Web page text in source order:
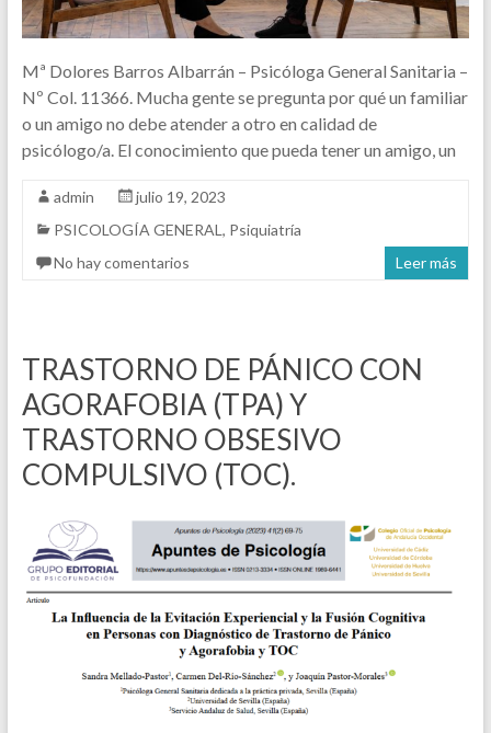
Mª Dolores Barros Albarrán – Psicóloga General Sanitaria –
Nº Col. 11366. Mucha gente se pregunta por qué un familiar
o un amigo no debe atender a otro en calidad de
psicólogo/a. El conocimiento que pueda tener un amigo, un
admin
julio 19, 2023
PSICOLOGÍA GENERAL , Psiquiatría
No hay comentarios
Leer más
TRASTORNO DE PÁNICO CON
AGORAFOBIA (TPA) Y
TRASTORNO OBSESIVO
COMPULSIVO (TOC).